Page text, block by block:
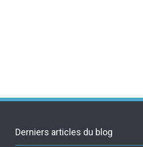
Derniers articles du blog